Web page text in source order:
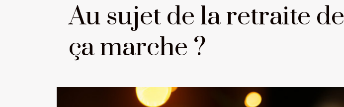
Au sujet de la retraite
ça marche ?